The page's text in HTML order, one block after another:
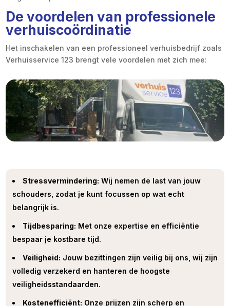
De voordelen van professionele
verhuiscoördinatie
Het inschakelen van een professioneel verhuisbedrijf zoals
Verhuisservice 123 brengt vele voordelen met zich mee:
Stressvermindering: Wij nemen de last van jouw
schouders, zodat je kunt focussen op wat echt
belangrijk is.
Tijdbesparing: Met onze expertise en efficiëntie
bespaar je kostbare tijd.
Veiligheid: Jouw bezittingen zijn veilig bij ons, wij zijn
volledig verzekerd en hanteren de hoogste
veiligheidsstandaarden.
Kostenefficiënt: Onze prijzen zijn scherp en